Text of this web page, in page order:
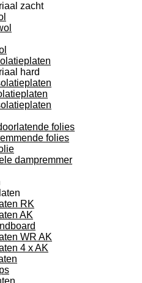
zacht
hard
folies
folies
dampremmer
RK
AK
WR AK
4 x AK